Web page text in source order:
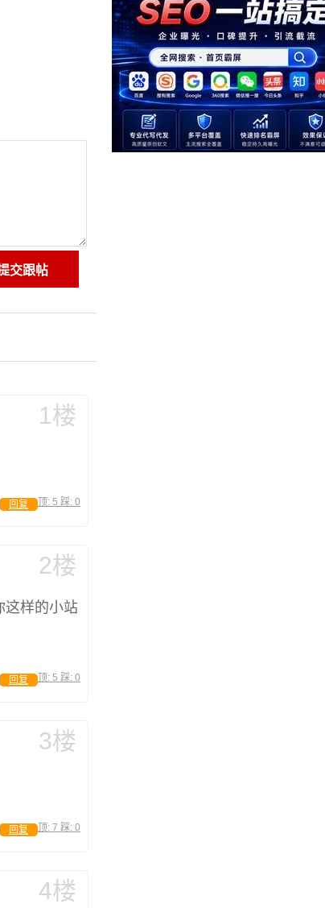
1楼
顶: 5 踩: 0
回复
2楼
这样的小站
顶: 5 踩: 0
回复
3楼
顶: 7 踩: 0
回复
4楼